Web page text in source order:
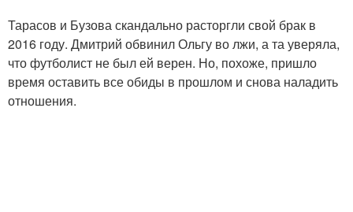
Тарасов и Бузова скандально расторгли свой брак в
2016 году. Дмитрий обвинил Ольгу во лжи, а та уверяла,
что футболист не был ей верен. Но, похоже, пришло
время оставить все обиды в прошлом и снова наладить
отношения.